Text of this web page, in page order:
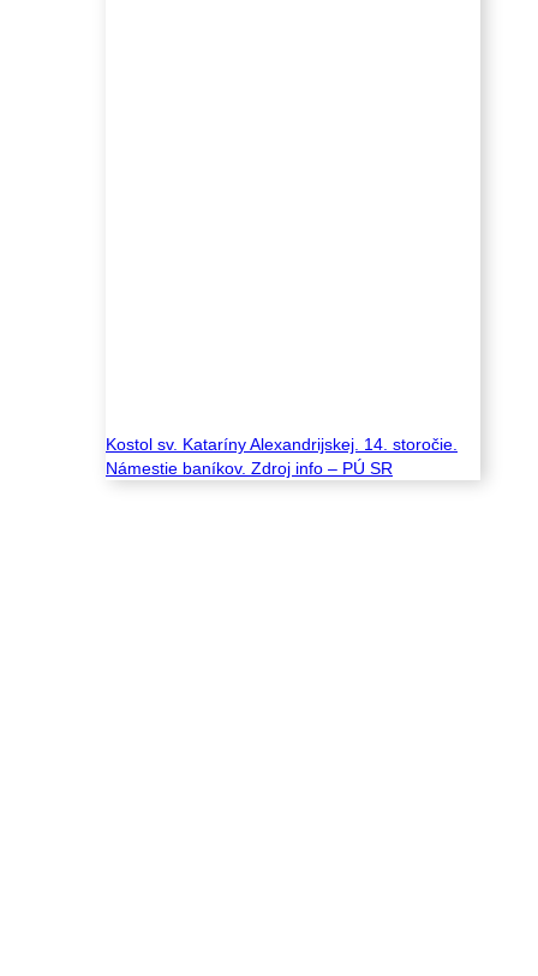
Kostol sv. Kataríny Alexandrijskej. 14. storočie.
Námestie baníkov. Zdroj info – PÚ SR